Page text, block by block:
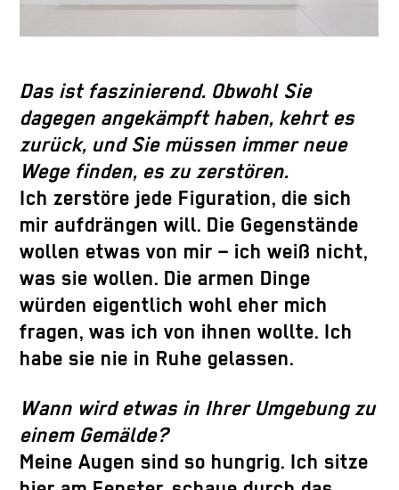
Das ist faszinierend. Obwohl Sie
dagegen angekämpft haben, kehrt es
zurück, und Sie müssen immer neue
Wege finden, es zu zerstören.
Ich zerstöre jede Figuration, die sich
mir aufdrängen will. Die Gegenstände
wollen etwas von mir – ich weiß nicht,
was sie wollen. Die armen Dinge
würden eigentlich wohl eher mich
fragen, was ich von ihnen wollte. Ich
habe sie nie in Ruhe gelassen.
Wann wird etwas in Ihrer Umgebung zu
einem Gemälde?
Meine Augen sind so hungrig. Ich sitze